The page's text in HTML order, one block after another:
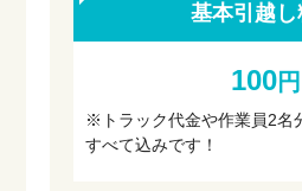
基本引越し
100円
※トラック代金や作業員2名
すべて込みです！